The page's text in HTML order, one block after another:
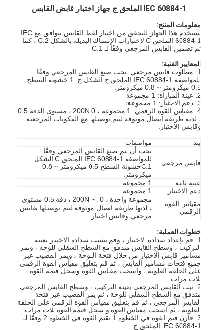
IEC 60884-1 الملحق ج جهاز اختبار قابض القابس
معلومات المنتج:
يستخدم هذا الجهاز للتحقق من اختبار لقط القابس.يتوافق مع IEC
60884-1 الملحق C لاختبارات الإمساك البديلة بالشكل C.2 ، كما
تم تضمين القابس المرجعي وفقًا لـ C.1.
المعايير الفنية:
1. مطلوب قابس مرجعي: يجب صنع القابس المرجعي وفقًا
للمواصفة IEC 60884-1 الملحق ج الشكل ج .1 خشونة السطح
0.5 ميكرومتر ~ 0.8 ميكرومتر.
2. عينة المباراة: 1 مجموعة
3. دعم الاختبار: 1 مجموعة؛
4. مقياس القوة الرقمي: 1 مجموعة ، 0 200N ، مستوى الدقة 0.5
، لديه طريقة اتصال موثوقة ليتم توصيلها مع المكونات المرجعية
وقابس الاختبار.
بند مواصفات
قابس مرجعي
يجب أن يتم صنع القابس المرجعي وفقًا
للمواصفة IEC 60884-1 الملحق C الشكل
C.1خشونة السطح 0.5 ميكرومتر ~ 0.8
ميكرومتر.
عينة ثابتة
1 مجموعة
دعم الاختبار
1 مجموعة
مقياس القوة
الرقمي
مجموعة واحدة ، 0 ～ 200N ، دقة 0.5 مستوى
، لديها طريقة اتصال موثوقة ليتم توصيلها بقابس
مرجعي وقابس اختبار.
خطوات العملية:
1. قم بإعداد سدادة الاختبار ، وقم بتثبيت سدادة الاختبار بعينة
التركيب ، وسطح القابس متدفق مع السطح السفلي للوحة ، وتمر
مسامير قابس الاختبار من خلال فتحة اللوحة ، ويمر القضيب عبر
جميع فتحات مسامير القابس ، ثم قم بتعليق مقياس القوة الرقمي
على الحلقة العلوية ، واسحب مقياس القوة وسجل قيمة القوة
ثلاث مرات.
2. ثبت القابس المرجعي بعينة التركيب ، وسطح القابس المرجعي
متدفق مع السطح السفلي للوحة ، ثم يمر القضيب عبر فتحة
القابس المرجعي ، ثم قم بتعليق مقياس القوة الرقمي على الحلقة
العلوية ، ثم اسحب مقياس القوة و سجل قيمة القوة ثلاث مرات.
3. قارن قيم القوة في الخطوة 1 بقيم القوة في الخطوة 2 وفقًا لـ
IEC 60884-1 الملحق ج.